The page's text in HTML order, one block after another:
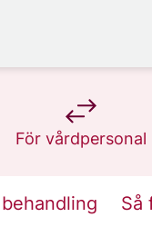
För vårdpersonal
på 1177.se
Så